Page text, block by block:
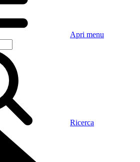
Apri menu
Ricerca